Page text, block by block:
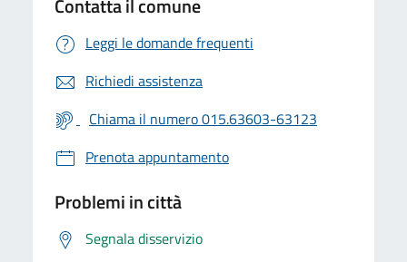
Contatta il comune
Leggi le domande frequenti
Richiedi assistenza
Chiama il numero 015.63603-63123
Prenota appuntamento
Problemi in città
Segnala disservizio